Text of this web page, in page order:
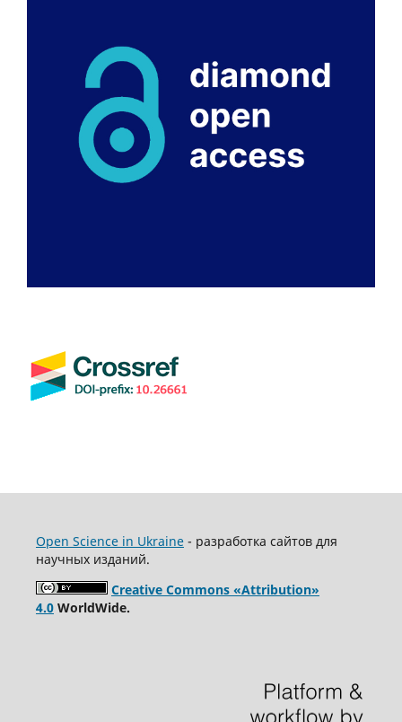
Open Science in Ukraine- разработка сайтов для
научных изданий.
Creative Commons «Attribution»
4.0WorldWide.